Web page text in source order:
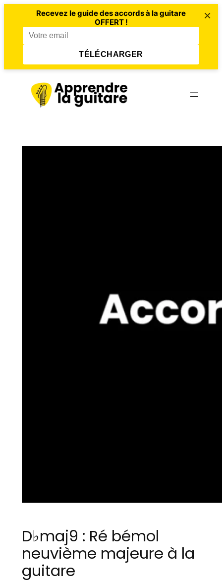
Recevez le guide des accords à la guitare
OFFERT !
TÉLÉCHARGER
×
contenu
D♭maj9 : Ré bémol
neuvième majeure à la
guitare